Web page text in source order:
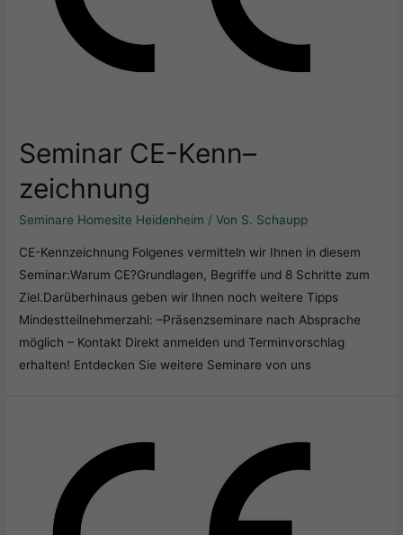
Seminar CE-Kenn–
zeichnung
Seminare Homesite Heidenheim / Von S. Schaupp
CE-Kennzeichnung Folgenes vermitteln wir Ihnen in diesem
Seminar:Warum CE?Grundlagen, Begriffe und 8 Schritte zum
Ziel.Darüberhinaus geben wir Ihnen noch weitere Tipps
Mindestteilnehmerzahl: –Präsenzseminare nach Absprache
möglich – Kontakt Direkt anmelden und Terminvorschlag
erhalten! Entdecken Sie weitere Seminare von uns